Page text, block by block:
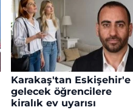
Karakaş'tan Eskişehir'e
gelecek öğrencilere
kiralık ev uyarısı